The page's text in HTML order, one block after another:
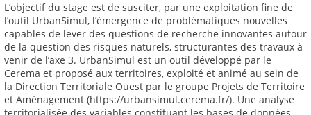
L’objectif du stage est de susciter, par une exploitation fine de
l’outil UrbanSimul, l’émergence de problématiques nouvelles
capables de lever des questions de recherche innovantes autour
de la question des risques naturels, structurantes des travaux à
venir de l’axe 3. UrbanSimul est un outil développé par le
Cerema et proposé aux territoires, exploité et animé au sein de
la Direction Territoriale Ouest par le groupe Projets de Territoire
et Aménagement (https://urbansimul.cerema.fr/). Une analyse